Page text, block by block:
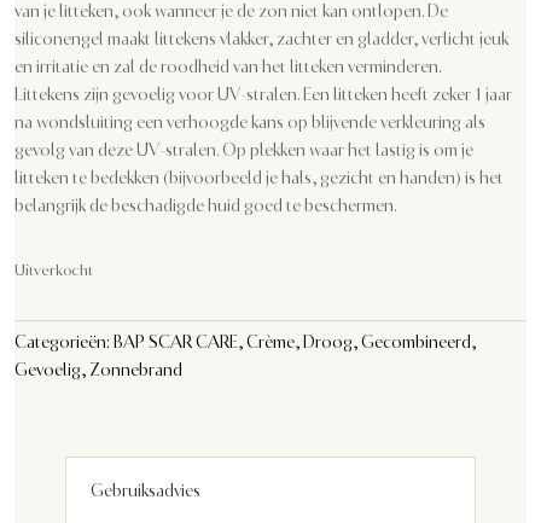
van je litteken, ook wanneer je de zon niet kan ontlopen. De
siliconengel maakt littekens vlakker, zachter en gladder, verlicht jeuk
en irritatie en zal de roodheid van het litteken verminderen.
Littekens zijn gevoelig voor UV-stralen. Een litteken heeft zeker 1 jaar
na wondsluiting een verhoogde kans op blijvende verkleuring als
gevolg van deze UV-stralen. Op plekken waar het lastig is om je
litteken te bedekken (bijvoorbeeld je hals, gezicht en handen) is het
belangrijk de beschadigde huid goed te beschermen.
Uitverkocht
Categorieën: BAP SCAR CARE, Crème, Droog, Gecombineerd,
Gevoelig, Zonnebrand
Gebruiksadvies